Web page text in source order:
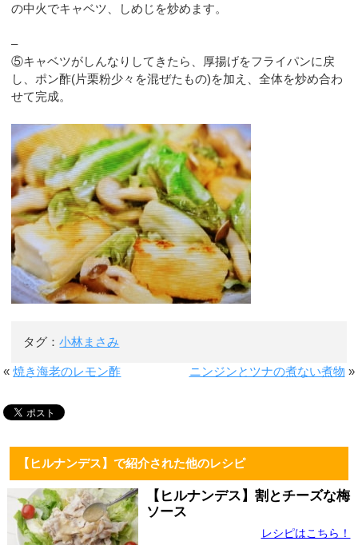
の中火でキャベツ、しめじを炒めます。
–
⑤キャベツがしんなりしてきたら、厚揚げをフライパンに戻
し、ポン酢(片栗粉少々を混ぜたもの)を加え、全体を炒め合わ
せて完成。
タグ：小林まさみ
«焼き海老のレモン酢 ニンジンとツナの煮ない煮物 »
【ヒルナンデス】で紹介された他のレシピ
【ヒルナンデス】割とチーズな梅
ソース
レシピはこちら！